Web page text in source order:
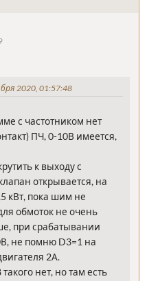
2020, 01:57:48
с частотником нет
ПЧ, 0-10В имеется,
к выходу с
открывается, на
кВт, пока шим не
обмоток не очень
при срабатывании
не помню D3=1 на
2А.
нет, но там есть